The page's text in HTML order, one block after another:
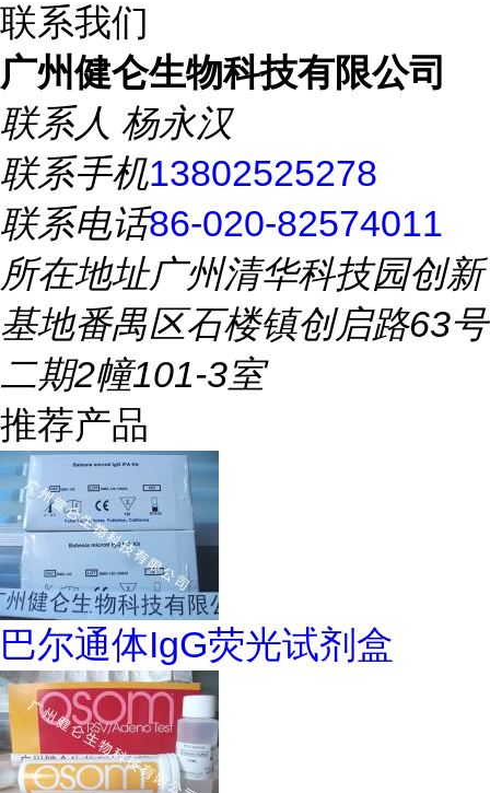
联系我们
广州健仑生物科技有限公司
联系人 杨永汉
联系手机13802525278
联系电话86-020-82574011
所在地址广州清华科技园创新
基地番禺区石楼镇创启路63号
二期2幢101-3室
推荐产品
巴尔通体IgG荧光试剂盒